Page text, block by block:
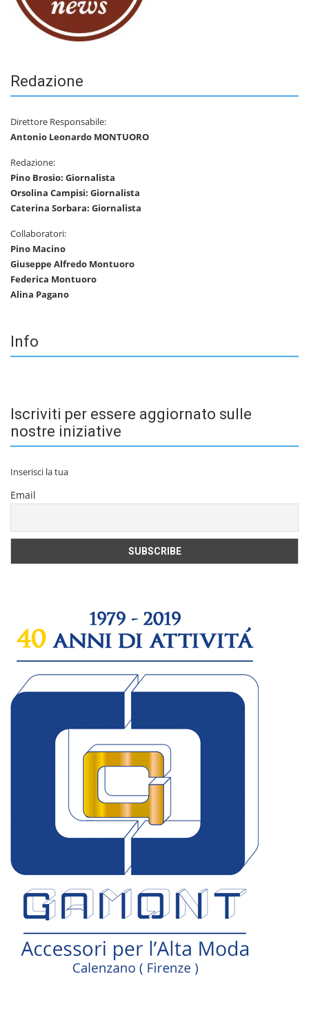
Redazione
Direttore Responsabile:
Antonio Leonardo MONTUORO
Redazione:
Pino Brosio: Giornalista
Orsolina Campisi: Giornalista
Caterina Sorbara: Giornalista
Collaboratori:
Pino Macino
Giuseppe Alfredo Montuoro
Federica Montuoro
Alina Pagano
Info
Iscriviti per essere aggiornato sulle
nostre iniziative
Inserisci la tua
Email